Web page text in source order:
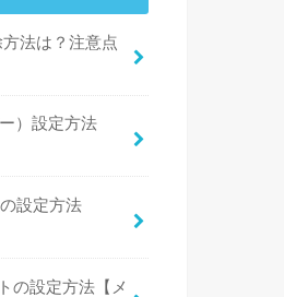
法は？注意点
）設定方法
設定方法
の設定方法【メ